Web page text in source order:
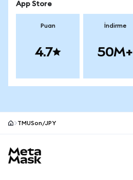
App Store
Puan
4.7
İndirme
50M+
TMUSon/JPY